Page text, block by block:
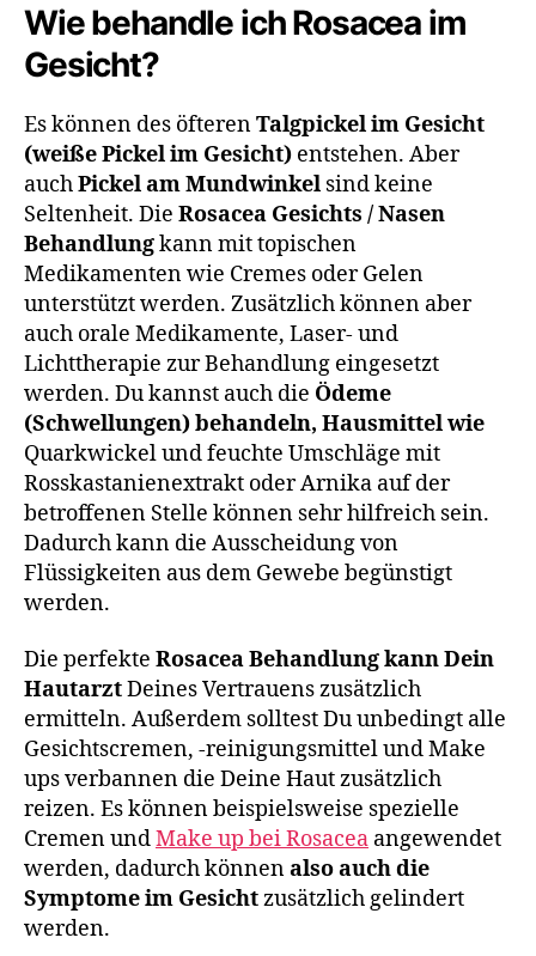
Wie behandle ich Rosacea im
Gesicht?
Es können des öfterenTalgpickel im Gesicht
(weiße Pickel im Gesicht) entstehen. Aber
auchPickel am Mundwinkel sind keine
Seltenheit. Die Rosacea Gesichts / Nasen
Behandlungkann mit topischen
Medikamenten wie Cremes oder Gelen
unterstützt werden. Zusätzlich können aber
auch orale Medikamente, Laser- und
Lichttherapie zur Behandlung eingesetzt
werden. Du kannst auch die Ödeme
(Schwellungen) behandeln, Hausmittel wie
Quarkwickel und feuchte Umschläge mit
Rosskastanienextrakt oder Arnika auf der
betroffenen Stelle können sehr hilfreich sein.
Dadurch kann die Ausscheidung von
Flüssigkeiten aus dem Gewebe begünstigt
werden.
Die perfekte Rosacea Behandlung kann Dein
HautarztDeines Vertrauens zusätzlich
ermitteln. Außerdem solltest Du unbedingt alle
Gesichtscremen, -reinigungsmittel und Make
ups verbannen die Deine Haut zusätzlich
reizen. Es können beispielsweise spezielle
Cremen undMake up bei Rosacea angewendet
werden, dadurch könnenalso auch die
Symptome im Gesichtzusätzlich gelindert
werden.